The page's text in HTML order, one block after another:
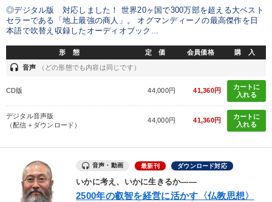
テーマ
マーケティング 【2026年7月】音声・映像ご案内商品
オーナー社長の「現場力の経営」＋現場の「儲ける力」をさらに
高める教材２選
後継社長・アトツギ 【6月】音声・映像
最新刊・戦略参謀ChatGPT実戦法と中小企業のDXと講話ご案内
業種
◎デジタル版 対応しました！ 世界20ヶ国で300万部を超える大ベスト
セラーである「地上最強の商人」。 オグマンディーノの最高傑作を日
本語で吹替え収録したオーディオブック...
形 態 定 価 会員価格 購 入
headset 音声 （どの形態でも内容は同じです）
CD版 44,000円 41,360円
カートに
入れる
デジタル音声版
（配信＋ダウンロード）
44,000円 41,360円
カートに
入れる
音声・動画 最新刊 ダウンロード対応
いかに考え、いかに生きるか――
2500年の叡智を経営に活かす〈仏教思想〉